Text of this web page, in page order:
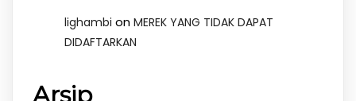
lighambi on MEREK YANG TIDAK DAPAT
DIDAFTARKAN
Arsip